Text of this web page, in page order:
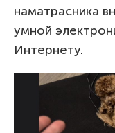
наматрасника
умной
Интернету.